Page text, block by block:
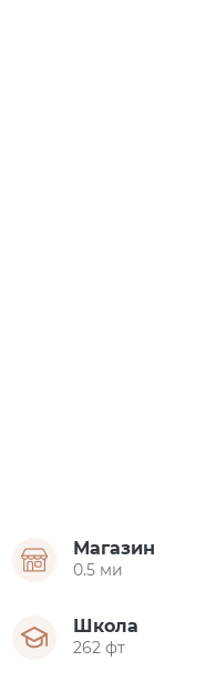
Магазин
0.5 ми
Школа
262 фт